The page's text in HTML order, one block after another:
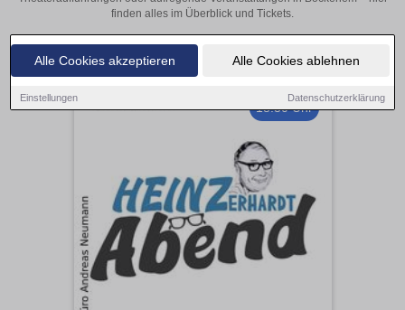
Alle Cookies akzeptieren Alle Cookies ablehnen
Einstellungen Datenschutzerklärung
finden alles im Überblick und Tickets.
18:30 Uhr